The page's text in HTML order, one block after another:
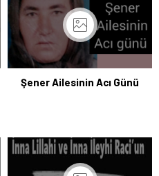
Şener Ailesinin Acı Günü